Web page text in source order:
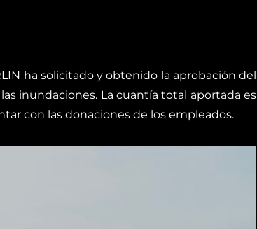
ha solicitado y obtenido la aprobación del
inundaciones. La cuantía total aportada es
con las donaciones de los empleados.